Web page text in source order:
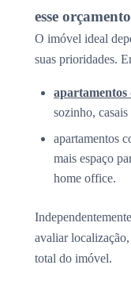
esse
O imóvel ideal
suas prioridades.
apartamentos
sozinho,
apartamentos
mais espaço
home office.
avaliar
total do imóvel.